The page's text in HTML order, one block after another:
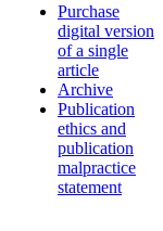
Purchase
digital version
of a single
article
Archive
Publication
ethics and
publication
malpractice
statement